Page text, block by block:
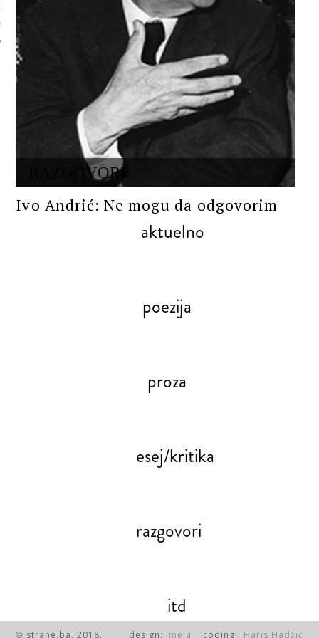
RAZGOVORI
Ivo Andrić: Ne mogu da odgovorim
aktuelno
poezija
proza
esej/kritika
razgovori
itd
© strane.ba, 2018. design: mela coding: Haris Hadžić